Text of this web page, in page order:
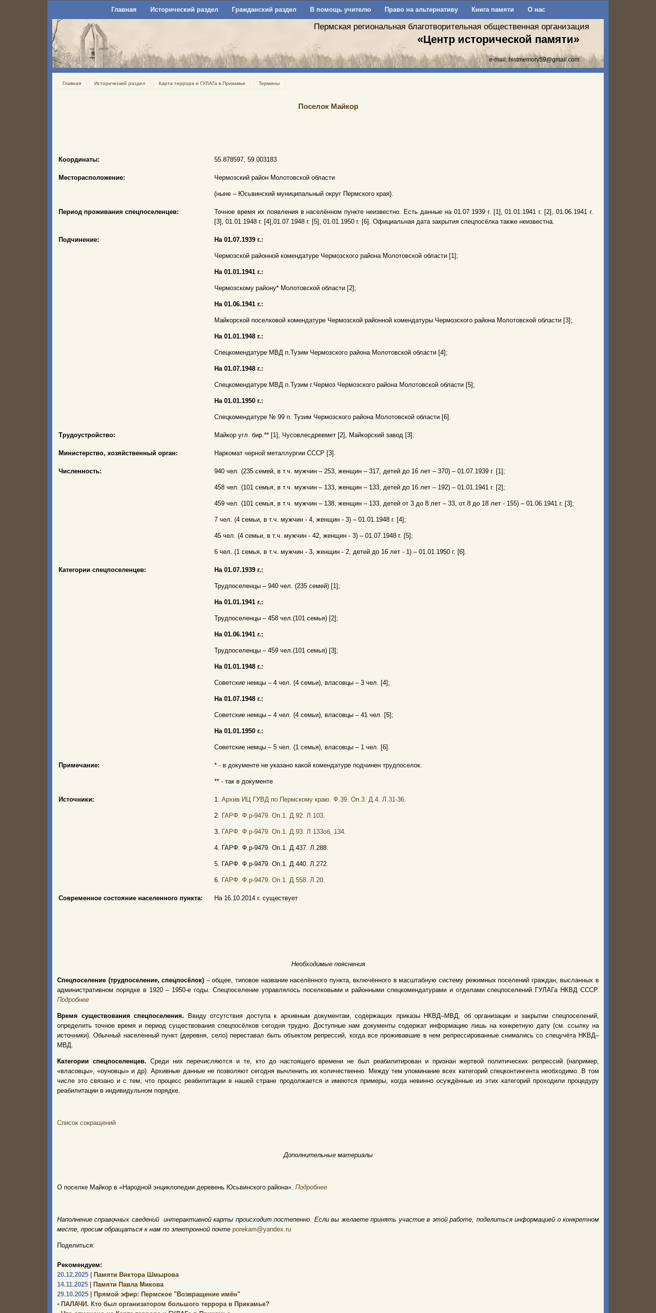
Главная Исторический раздел Гражданский раздел В помощь учителю Право на альтернативу Книга памяти О нас
Пермская региональная благотворительная общественная организация
«Центр исторической памяти»
e-mail:histmemory59@gmail.com
Главная Исторический раздел Карта террора и ГУЛАГа в Прикамье Термины
Поселок Майкор
Координаты: 55.878597, 59.003183
Месторасположение: Чермозский район Молотовской области
(ныне – Юсьвинский муниципальный округ Пермского края).
Период проживания спецпоселенцев:
Точное время их появления в населённом пункте неизвестно. Есть данные на 01.07.1939 г. [1], 01.01.1941 г. [2], 01.06.1941 г.
[3], 01.01.1948 г. [4],01.07.1948 г. [5], 01.01.1950 г. [6]. Официальная дата закрытия спецпосёлка также неизвестна.
Подчинение: На 01.07.1939 г.:
Чермозской районной комендатуре Чермозского района Молотовской области [1];
На 01.01.1941 г.:
Чермозскому району* Молотовской области [2];
На 01.06.1941 г.:
Майкорской поселковой комендатуре Чермозской районной комендатуры Чермозского района Молотовской области [3];
На 01.01.1948 г.:
Спецкомендатуре МВД п.Тузим Чермозского района Молотовской области [4];
На 01.07.1948 г.:
Спецкомендатуре МВД п.Тузим г.Чермоз Чермозского района Молотовской области [5];
На 01.01.1950 г.:
Спецкомендатуре № 99 п. Тузим Чермозского района Молотовской области [6].
Трудоустройство: Майкор угл. бир.** [1], Чусовлесдревмет [2], Майкорский завод [3].
Министерство, хозяйственный орган: Наркомат черной металлургии СССР [3].
Численность: 940 чел. (235 семей, в т.ч. мужчин – 253, женщин – 317, детей до 16 лет – 370) – 01.07.1939 г. [1];
458 чел. (101 семья, в т.ч. мужчин – 133, женщин – 133, детей до 16 лет – 192) – 01.01.1941 г. [2];
459 чел. (101 семья, в т.ч. мужчин – 138, женщин – 133, детей от 3 до 8 лет – 33, от 8 до 18 лет - 155) – 01.06.1941 г. [3];
7 чел. (4 семьи, в т.ч. мужчин - 4, женщин - 3) – 01.01.1948 г. [4];
45 чел. (4 семьи, в т.ч. мужчин - 42, женщин - 3) – 01.07.1948 г. [5];
6 чел. (1 семья, в т.ч. мужчин - 3, женщин - 2, детей до 16 лет - 1) – 01.01.1950 г. [6].
Категории спецпоселенцев: На 01.07.1939 г.:
Трудпоселенцы – 940 чел. (235 семей) [1];
На 01.01.1941 г.:
Трудпоселенцы – 458 чел.(101 семья) [2];
На 01.06.1941 г.:
Трудпоселенцы – 459 чел.(101 семья) [3];
На 01.01.1948 г.:
Советские немцы – 4 чел. (4 семьи), власовцы – 3 чел. [4];
На 01.07.1948 г.:
Советские немцы – 4 чел. (4 семьи), власовцы – 41 чел. [5];
На 01.01.1950 г.:
Советские немцы – 5 чел. (1 семья), власовцы – 1 чел. [6].
Примечание: * - в документе не указано какой комендатуре подчинен трудпоселок.
** - так в документе
Источники: 1. Архив ИЦ ГУВД по Пермскому краю. Ф.39. Оп.3. Д.4. Л.31-36.
2. ГАРФ. Ф.р-9479. Оп.1. Д.92. Л.103.
3. ГАРФ. Ф.р-9479. Оп.1. Д.93. Л.133об, 134.
4. ГАРФ. Ф.р-9479. Оп.1. Д.437. Л.288.
5. ГАРФ. Ф.р-9479. Оп.1. Д.440. Л.272.
6. ГАРФ. Ф.р-9479. Оп.1. Д.558. Л.20.
Современное состояние населенного пункта: На 16.10.2014 г. существует
Необходимые пояснения
Спецпоселение (трудпоселение, спецпосёлок) – общее, типовое название населённого пункта, включённого в масштабную систему режимных поселений граждан, высланных в
административном порядке в 1920 – 1950-е годы. Спецпоселение управлялось поселковыми и районными спецкомендатурами и отделами спецпоселений ГУЛАГа НКВД СССР.
Подробнее
Время существования спецпоселения.
Ввиду отсутствия доступа к архивным документам, содержащих приказы НКВД–МВД, об организации и закрытии спецпоселений,
определить точное время и период существования спецпосёлков сегодня трудно. Доступные нам документы содержат информацию лишь на конкретную дату (см. ссылку на
источники). Обычный населенный пункт (деревня, село) переставал быть объектом репрессий, когда все проживавшие в нем репрессированные снимались со спецучёта НКВД–
МВД.
Категории спецпоселенцев. Среди них перечисляются и те, кто до настоящего времени не был реабилитирован и признан жертвой политических репрессий (например,
«власовцы», «оуновцы» и др). Архивные данные не позволяют сегодня вычленить их количественно. Между тем упоминание всех категорий спецконтингента необходимо. В том
числе это связано и с тем, что процесс реабилитации в нашей стране продолжается и имеются примеры, когда невинно осуждённые из этих категорий проходили процедуру
реабилитации в индивидульном порядке.
Список сокращений
Дополнительные материалы
О поселке Майкор в «Народной энциклопедии деревень Юсьвинского района». Подробнее
Наполнение справочных сведений интерактивной карты происходит постепенно. Если вы желаете принять участие в этой работе, поделиться информацией о конкретном
месте, просим обращаться к нам по электронной почте porekam@yandex.ru
Поделиться:
Рекомендуем:
20.12.2025
Памяти Виктора Шмырова
14.11.2025
Памяти Павла Микова
29.10.2025
Прямой эфир: Пермское "Возвращение имён"
• ПАЛАЧИ. Кто был организатором большого террора в Прикамье?